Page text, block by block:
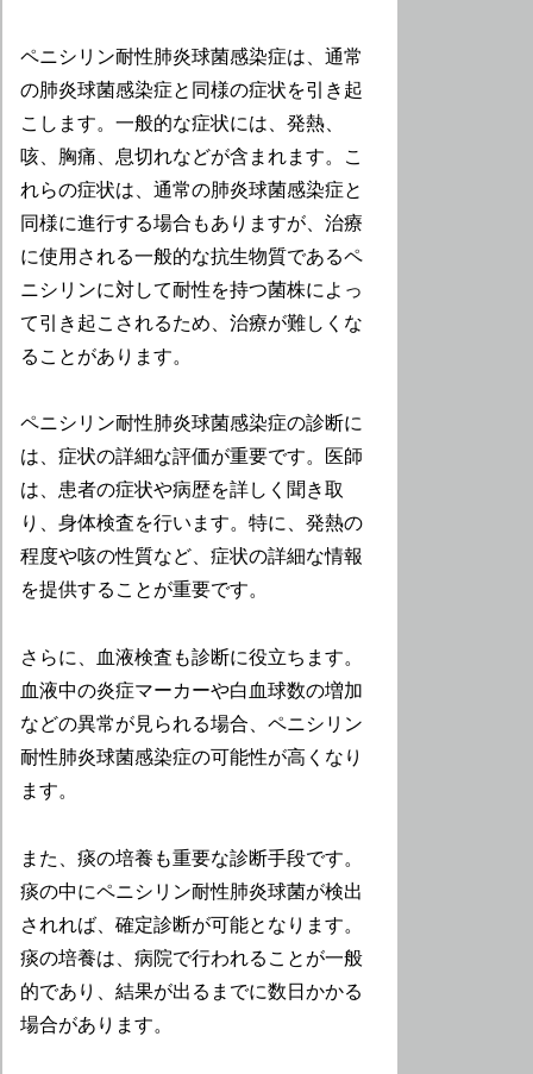
ペニシリン耐性肺炎球菌感染症は、通常
の肺炎球菌感染症と同様の症状を引き起
こします。一般的な症状には、発熱、
咳、胸痛、息切れなどが含まれます。こ
れらの症状は、通常の肺炎球菌感染症と
同様に進行する場合もありますが、治療
に使用される一般的な抗生物質であるペ
ニシリンに対して耐性を持つ菌株によっ
て引き起こされるため、治療が難しくな
ることがあります。
ペニシリン耐性肺炎球菌感染症の診断に
は、症状の詳細な評価が重要です。医師
は、患者の症状や病歴を詳しく聞き取
り、身体検査を行います。特に、発熱の
程度や咳の性質など、症状の詳細な情報
を提供することが重要です。
さらに、血液検査も診断に役立ちます。
血液中の炎症マーカーや白血球数の増加
などの異常が見られる場合、ペニシリン
耐性肺炎球菌感染症の可能性が高くなり
ます。
また、痰の培養も重要な診断手段です。
痰の中にペニシリン耐性肺炎球菌が検出
されれば、確定診断が可能となります。
痰の培養は、病院で行われることが一般
的であり、結果が出るまでに数日かかる
場合があります。